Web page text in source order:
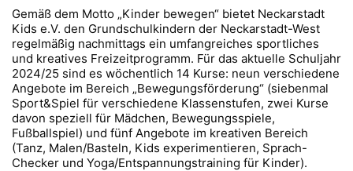
Gemäß dem Motto „Kinder bewegen“ bietet Neckarstadt
Kids e.V. den Grundschulkindern der Neckarstadt-West
regelmäßig nachmittags ein umfangreiches sportliches
und kreatives Freizeitprogramm. Für das aktuelle Schuljahr
2024/25 sind es wöchentlich 14 Kurse: neun verschiedene
Angebote im Bereich „Bewegungsförderung“ (siebenmal
Sport&Spiel für verschiedene Klassenstufen, zwei Kurse
davon speziell für Mädchen, Bewegungsspiele,
Fußballspiel) und fünf Angebote im kreativen Bereich
(Tanz, Malen/Basteln, Kids experimentieren, Sprach-
Checker und Yoga/Entspannungstraining für Kinder).